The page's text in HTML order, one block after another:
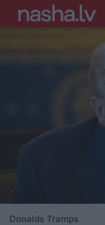
Donalds Tramps